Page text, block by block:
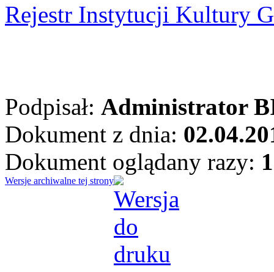
Rejestr Instytucji Kultury
Podpisał: Administrator
Dokument z dnia:
Dokument oglądany razy:
Wersje archiwalne tej strony